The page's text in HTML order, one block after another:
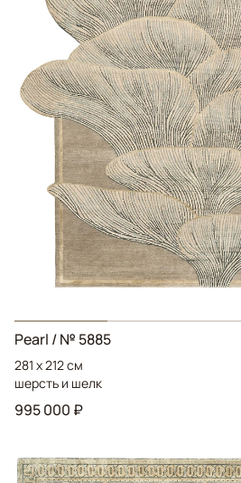
Pearl / № 5885
281 x 212 см
шерсть и шелк
995 000 ₽